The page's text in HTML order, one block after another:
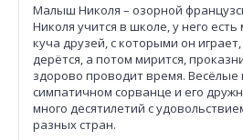
Малыш Николя – озорной
Николя учится в школе, у него
куча друзей, с которыми он играет,
дерётся, а потом мирится,
здорово проводит время. Весёлые
симпатичном сорванце и его
много десятилетий с
разных стран.